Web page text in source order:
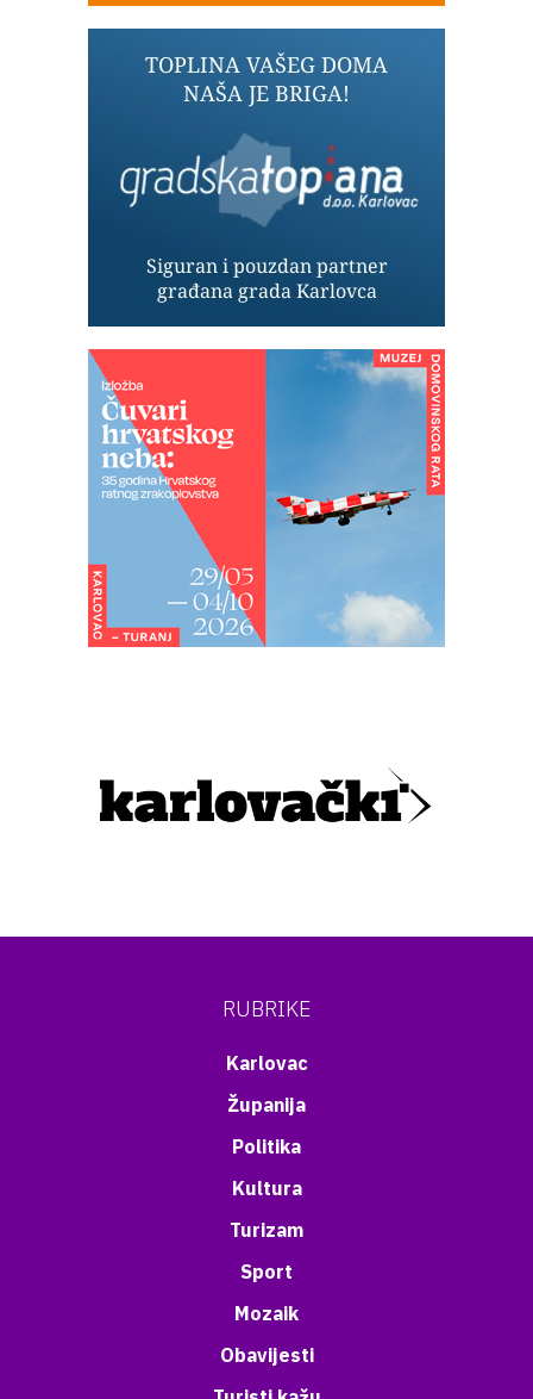
RUBRIKE
Karlovac
Županija
Politika
Kultura
Turizam
Sport
Mozaik
Obavijesti